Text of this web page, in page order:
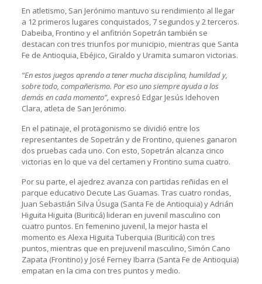
En atletismo, San Jerónimo mantuvo su rendimiento al llegar
a 12 primeros lugares conquistados, 7 segundos y 2 terceros.
Dabeiba, Frontino y el anfitrión Sopetrán también se
destacan con tres triunfos por municipio, mientras que Santa
Fe de Antioquia, Ebéjico, Giraldo y Uramita sumaron victorias.
“En estos juegos aprendo a tener mucha disciplina, humildad y,
sobre todo, compañerismo. Por eso uno siempre ayuda a los
demás en cada momento”, expresó Edgar Jesús Idehoven
Clara, atleta de San Jerónimo.
En el patinaje, el protagonismo se dividió entre los
representantes de Sopetrán y de Frontino, quienes ganaron
dos pruebas cada uno. Con esto, Sopetrán alcanza cinco
victorias en lo que va del certamen y Frontino suma cuatro.
Por su parte, el ajedrez avanza con partidas reñidas en el
parque educativo Decute Las Guamas. Tras cuatro rondas,
Juan Sebastián Silva Úsuga (Santa Fe de Antioquia) y Adrián
Higuita Higuita (Buriticá) lideran en juvenil masculino con
cuatro puntos. En femenino juvenil, la mejor hasta el
momento es Alexa Higuita Tuberquia (Buriticá) con tres
puntos, mientras que en prejuvenil masculino, Simón Cano
Zapata (Frontino) y José Ferney Ibarra (Santa Fe de Antioquia)
empatan en la cima con tres puntos y medio.